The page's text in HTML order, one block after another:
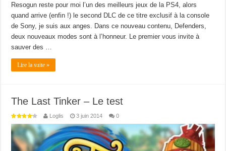
Resogun reste pour moi l’un des meilleurs jeux de la PS4, alors
quand arrive (enfin !) le second DLC de ce titre exclusif à la console
de Sony, je suis aux anges. Dans ce nouveau contenu, Defenders,
deux nouveaux modes sont à l’honneur. Le premier vous invite à
sauver des …
Lire la suite »
The Last Tinker – Le test
Loglis 3 juin 2014 0